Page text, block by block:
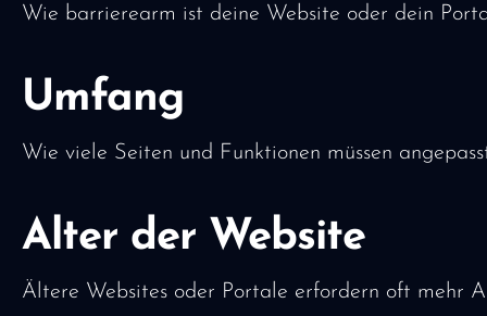
Wie barrierearm ist deine Website oder dein
Umfang
Wie viele Seiten und Funktionen müssen
Alter der Website
Ältere Websites oder Portale erfordern oft mehr